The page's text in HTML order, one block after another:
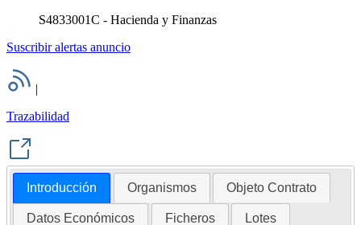
S4833001C - Hacienda y Finanzas
Suscribir alertas anuncio
|
Trazabilidad
Introducción Organismos Objeto Contrato
Datos Económicos Ficheros Lotes